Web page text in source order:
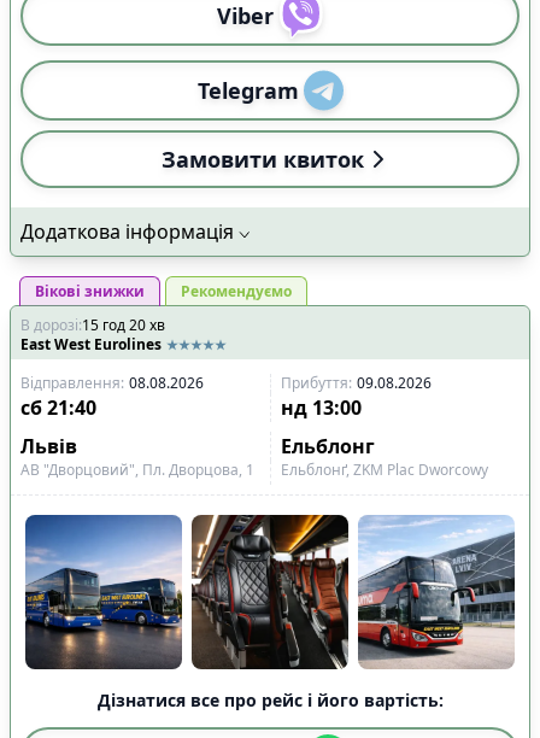
Viber
Telegram
Замовити квиток
Додаткова інформація
Вікові знижки
Рекомендуємо
В дорозі:15 год20хв
East West Eurolines
Відправлення: 08.08.2026 Прибуття: 09.08.2026
сб21:40 нд 13:00
Львів
Ельблонг
АВ "Дворцовий", Пл. Дворцова, 1 Ельблонґ, ZKM Plac Dworcowy
Дізнатися все про рейс і його вартість: